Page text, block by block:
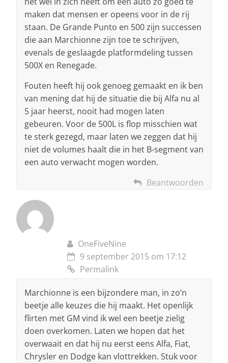
maken dat mensen er opeens voor in de rij
staan. De Grande Punto en 500 zijn successen
die aan Marchionne zijn toe te schrijven,
evenals de geslaagde platformdeling tussen
500X en Renegade.
Fouten heeft hij ook genoeg gemaakt en ik ben
van mening dat hij de situatie die bij Alfa nu al
5 jaar heerst, nooit had mogen laten
gebeuren. Voor de 500L is flop misschien wat
te sterk gezegd, maar laten we zeggen dat hij
niet de volumes haalt die in het B-segment van
een auto verwacht mogen worden.
Beantwoorden
OneFiveNine
9 september 2015 om 17:12
Permalink
Marchionne is een bijzondere man, in zo’n
beetje alle keuzes die hij maakt. Het openlijk
flirten met GM vind ik wel een beetje zielig
doen overkomen. Laten we hopen dat het
overwaait en dat hij nu eerst eens Alfa, Fiat,
Chrysler en Dodge kan vlottrekken. Stuk voor